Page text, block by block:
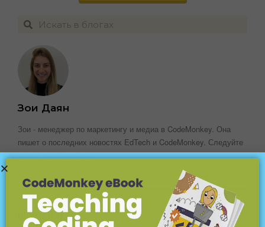
Зои Даян
Зои - менеджер по маркетингу и медиа в CodeMonkey. Она
пишет о последних новостях EdTech и CodeMonkey. Следуйте
за ней на @zoedayan.
КАТЕГОРИИ БЛОГА